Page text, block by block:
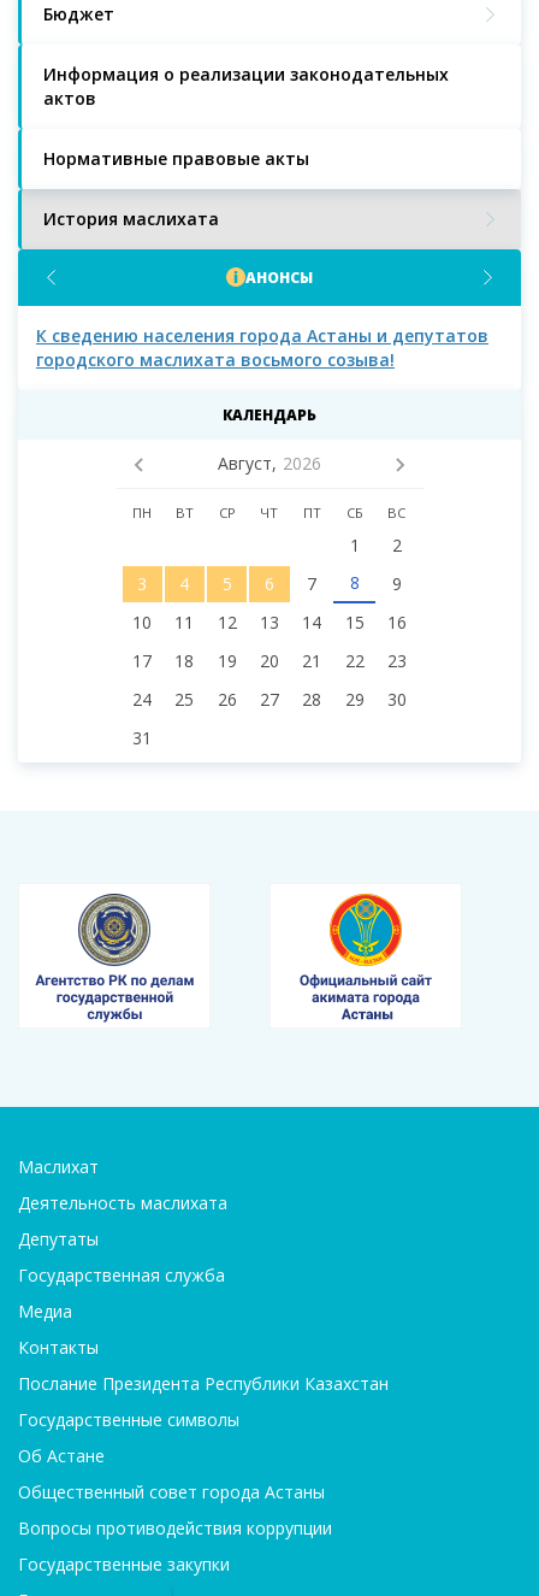
Бюджет
Информация о реализации законодательных
актов
Нормативные правовые акты
История маслихата
АНОНСЫ
К сведению населения города Астаны и депутатов
городского маслихата восьмого созыва!
КАЛЕНДАРЬ
Август, 2026
ПН ВТ СР ЧТ ПТ СБ ВС
1
2
3
4 5 6 7 8
9
10
11 12 13 14 15
16
17
18 19 20 21 22
23
24
25 26 27 28 29
30
31
Маслихат
Деятельность маслихата
Депутаты
Государственная служба
Медиа
Контакты
Послание Президента Республики Казахстан
Государственные символы
Об Астане
Общественный совет города Астаны
Вопросы противодействия коррупции
Государственные закупки